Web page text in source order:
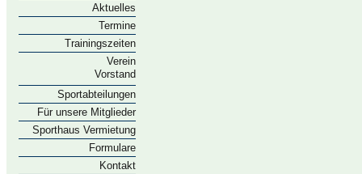
Aktuelles
Termine
Trainingszeiten
Verein
Vorstand
Sportabteilungen
Für unsere Mitglieder
Sporthaus Vermietung
Formulare
Kontakt